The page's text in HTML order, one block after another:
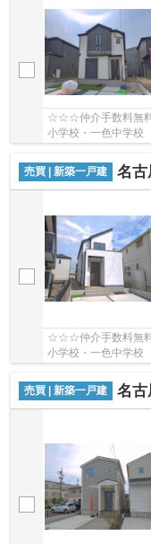
☆☆☆仲介手数料無
小学校・一色中学校
売買 | 新築一戸建 名古屋市
☆☆☆仲介手数料無
小学校・一色中学校
売買 | 新築一戸建 名古屋市